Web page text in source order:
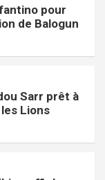
pour
de Balogun
Sarr prêt à
Lions